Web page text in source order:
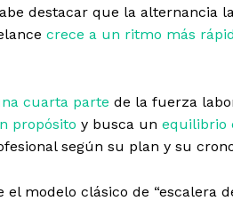
destacar que la alternancia
crece a un ritmo más
cuarta parte de la fuerza
propósito y busca un equilibrio
según su plan y su
modelo clásico de “escalera